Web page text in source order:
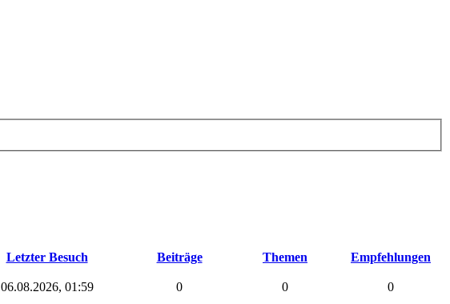
Letzter Besuch Beiträge Themen
Empfehlungen
06.08.2026, 01:59 0 0 0